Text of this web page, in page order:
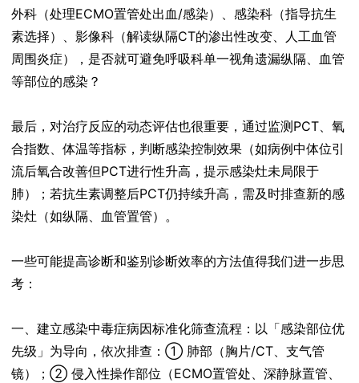
外科（处理ECMO置管处出血/感染）、感染科（指导抗生
素选择）、影像科（解读纵隔CT的渗出性改变、人工血管
周围炎症），是否就可避免呼吸科单一视角遗漏纵隔、血管
等部位的感染？
最后，对治疗反应的动态评估也很重要，通过监测PCT、氧
合指数、体温等指标，判断感染控制效果（如病例中体位引
流后氧合改善但PCT进行性升高，提示感染灶未局限于
肺）；若抗生素调整后PCT仍持续升高，需及时排查新的感
染灶（如纵隔、血管置管）。
一些可能提高诊断和鉴别诊断效率的方法值得我们进一步思
考：
一、建立感染中毒症病因标准化筛查流程：以「感染部位优
先级」为导向，依次排查：① 肺部（胸片/CT、支气管
镜）；② 侵入性操作部位（ECMO置管处、深静脉置管、